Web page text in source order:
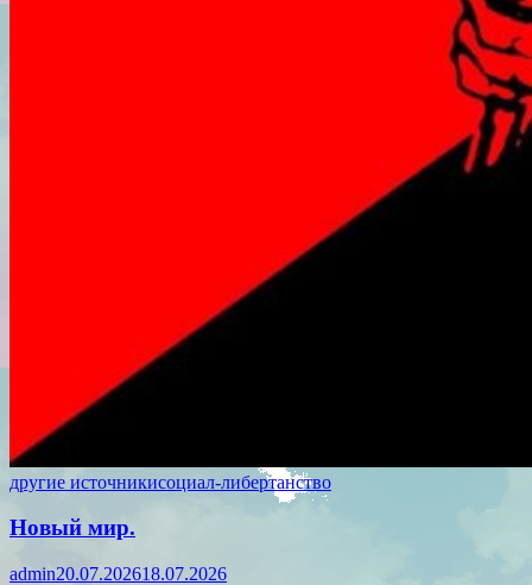
другие источникисоциал-либертанство
Новый мир.
admin20.07.202618.07.2026